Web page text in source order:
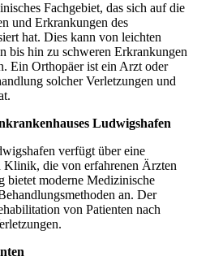
Fachgebiet, das sich auf die
und Erkrankungen des
hat. Dies kann von leichten
bis hin zu schweren Erkrankungen
Ein Orthopäer ist ein Arzt oder
solcher Verletzungen und
Ludwigshafen
verfügt über eine
Klinik, die von erfahrenen Ärzten
bietet moderne Medizinische
an. Der
von Patienten nach